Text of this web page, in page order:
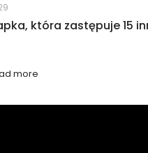
która zastępuje 15
more